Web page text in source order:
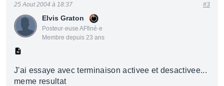
Elvis Graton
Posteur·euse AFfiné·e
Membre depuis 23 ans
25 Aout 2004 à 18:37 #3
J'ai essaye avec terminaison activee et desactivee...
meme resultat